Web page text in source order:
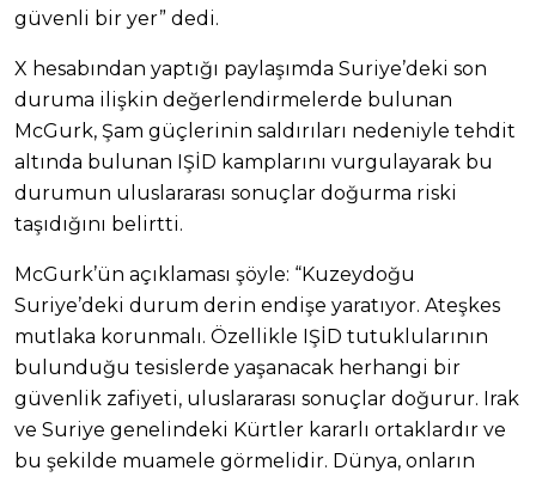
güvenli bir yer” dedi.
X hesabından yaptığı paylaşımda Suriye’deki son
duruma ilişkin değerlendirmelerde bulunan
McGurk, Şam güçlerinin saldırıları nedeniyle tehdit
altında bulunan IŞİD kamplarını vurgulayarak bu
durumun uluslararası sonuçlar doğurma riski
taşıdığını belirtti.
McGurk’ün açıklaması şöyle: “Kuzeydoğu
Suriye’deki durum derin endişe yaratıyor. Ateşkes
mutlaka korunmalı. Özellikle IŞİD tutuklularının
bulunduğu tesislerde yaşanacak herhangi bir
güvenlik zafiyeti, uluslararası sonuçlar doğurur. Irak
ve Suriye genelindeki Kürtler kararlı ortaklardır ve
bu şekilde muamele görmelidir. Dünya, onların